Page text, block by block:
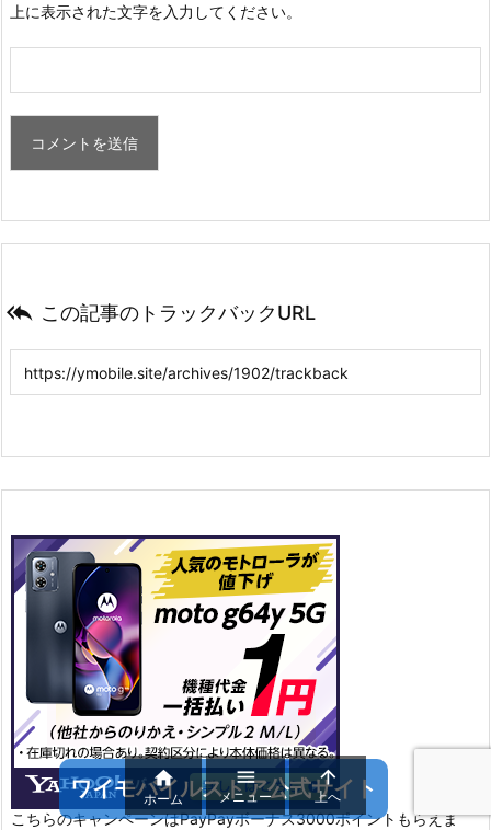
上に表示された文字を入力してください。
 この記事のトラックバックURL
こちらのキャンペーンはPayPayボーナス3000ポイントもらえま

ホーム

メニュー

上へ
ワイモバイルストア公式サイト